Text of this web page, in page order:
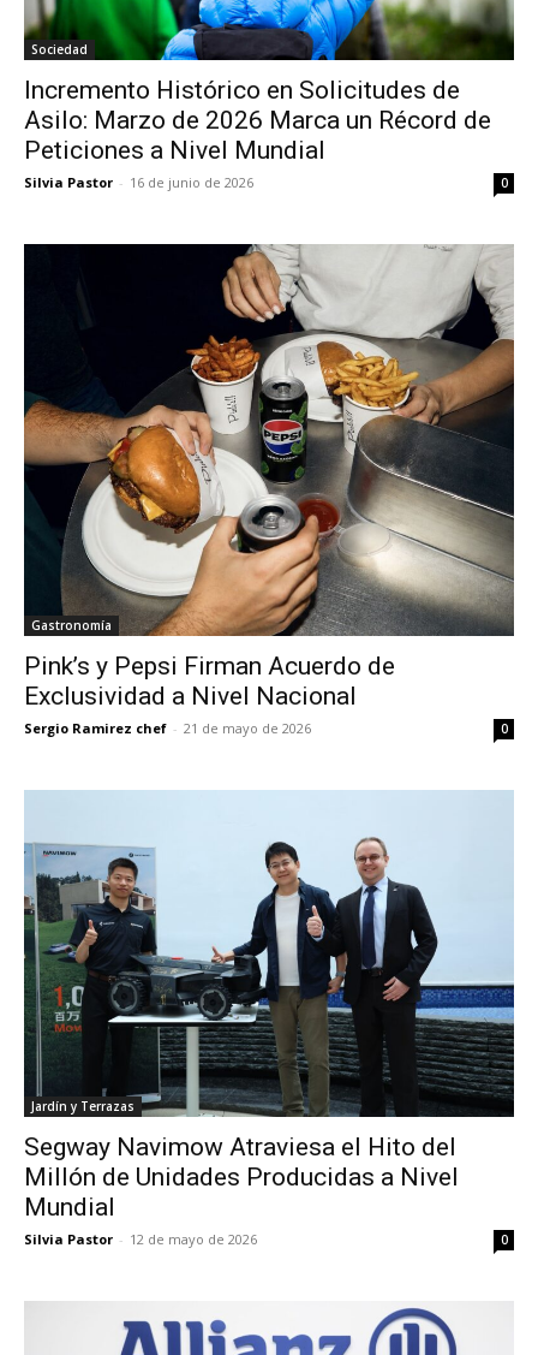
Sociedad
Incremento Histórico en Solicitudes de
Asilo: Marzo de 2026 Marca un Récord de
Peticiones a Nivel Mundial
Silvia Pastor - 16 de junio de 2026 0
Gastronomía
Pink’s y Pepsi Firman Acuerdo de
Exclusividad a Nivel Nacional
Sergio Ramirez chef - 21 de mayo de 2026 0
Jardín y Terrazas
Segway Navimow Atraviesa el Hito del
Millón de Unidades Producidas a Nivel
Mundial
Silvia Pastor - 12 de mayo de 2026 0